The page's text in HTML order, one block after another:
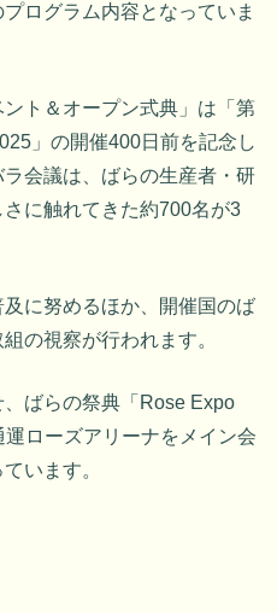
ログラム内容となっていま
ント＆オープン式典」は「第
」の開催400日前を記念し
会議は、ばらの生産者・研
に触れてきた約700名が3
に努めるほか、開催国のば
の視察が行われます。
ばらの祭典「Rose Expo
ローズアリーナをメイン会
います。